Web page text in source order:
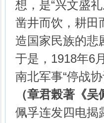
想，是“兴文盛
凿井而饮，耕田
造国家民族的悲
于是，1918年6
南北军事“停战
（章君榖著《
佩孚连发四电揭